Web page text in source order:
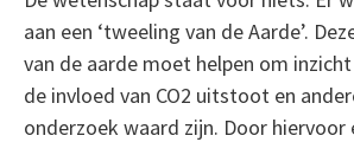
aan een ‘tweeling van de Aarde’.
van de aarde moet helpen om
de invloed van CO2 uitstoot en
onderzoek waard zijn. Door hiervoor